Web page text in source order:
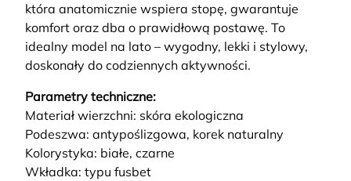
która anatomicznie wspiera stopę, gwarantuje
komfort oraz dba o prawidłową postawę. To
idealny model na lato – wygodny, lekki i stylowy,
doskonały do codziennych aktywności.
Parametry techniczne:
Materiał wierzchni: skóra ekologiczna
Podeszwa: antypoślizgowa, korek naturalny
Kolorystyka: białe, czarne
Wkładka: typu fusbet